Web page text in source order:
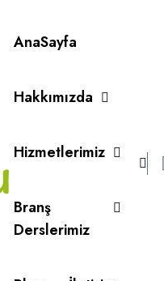
AnaSayfa
Hakkımızda
Hizmetlerimiz
Branş
Derslerimiz